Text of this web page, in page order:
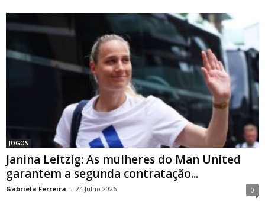
JOGOS
Janina Leitzig: As mulheres do Man United
garantem a segunda contratação...
Gabriela Ferreira - 24 Julho 2026 0